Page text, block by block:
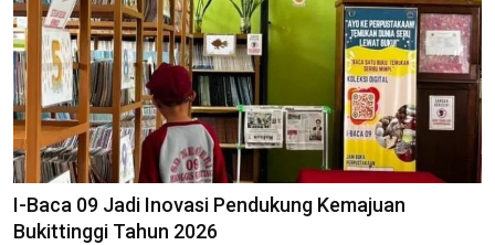
I-Baca 09 Jadi Inovasi Pendukung Kemajuan
Bukittinggi Tahun 2026